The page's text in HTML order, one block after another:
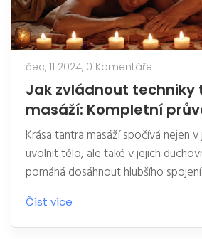
čec, 11 2024, 0 Komentáře
Jak zvládnout techniky
masáží: Kompletní
Krása tantra masáží spočívá nejen
uvolnit tělo, ale také v jejich
pomáhá dosáhnout hlubšího
Tento průvodce nabízí základní
tipy, jak začít s tantra masáží,
jejich přínosy pro tělo i duši.
Číst více